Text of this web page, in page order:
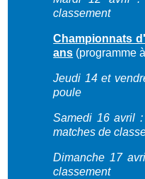
classement
Championnats
ans (programme
Jeudi 14 et
poule
Samedi 16 avril
matches de
Dimanche 17
classement